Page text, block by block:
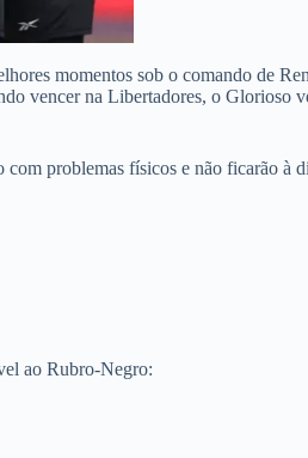
momentos sob o comando de
vencer na Libertadores, o Glorioso
problemas físicos e não ficarão à
ao Rubro-Negro: